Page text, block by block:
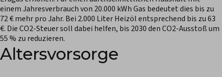
einem Jahresverbrauch von 20.000 kWh Gas bedeutet dies bis zu
72 € mehr pro Jahr. Bei 2.000 Liter Heizöl entsprechend bis zu 63
€. Die CO2-Steuer soll dabei helfen, bis 2030 den CO2-Ausstoß um
55 % zu reduzieren.
Altersvorsorge